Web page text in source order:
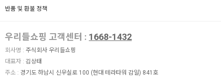
반품 및 환불 정책
우리들쇼핑 고객센터 : 1668-1432
회사명 : 주식회사 우리들쇼핑
대표자 : 김상태
주소 : 경기도 하남시 신우실로 100 (현대 테라타워 감일) 841호